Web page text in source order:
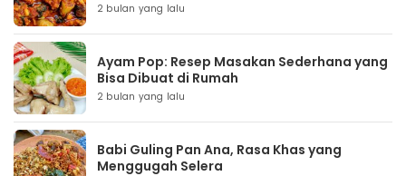
2 bulan yang lalu
Ayam Pop: Resep Masakan Sederhana yang
Bisa Dibuat di Rumah
2 bulan yang lalu
Babi Guling Pan Ana, Rasa Khas yang
Menggugah Selera